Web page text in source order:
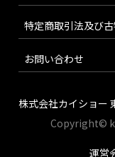
特定商取引法及び
お問い合わせ
株式会社カイショー
Copyright©
運営